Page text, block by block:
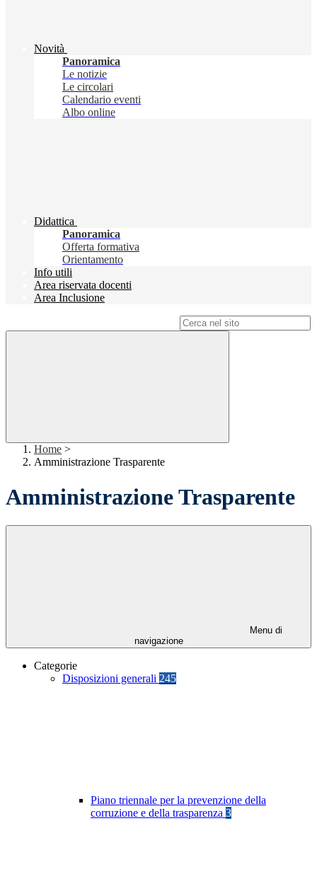
Novità
Panoramica
Le notizie
Le circolari
Calendario eventi
Albo online
Didattica
Panoramica
Offerta formativa
Orientamento
Info utili
Area riservata docenti
Area Inclusione
Home >
Amministrazione Trasparente
Amministrazione Trasparente
Menu di
navigazione
Categorie
Disposizioni generali 245
Piano triennale per la prevenzione della
corruzione e della trasparenza 3